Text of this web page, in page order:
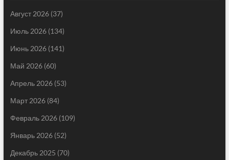
Август 2026(37)
Июль 2026(134)
Июнь 2026(141)
Май 2026(60)
Апрель 2026(53)
Март 2026(84)
Февраль 2026(109)
Январь 2026(52)
Декабрь 2025 (70)